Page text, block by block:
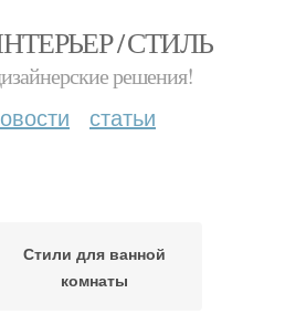
/ СТИЛЬ
решения!
статьи
Стили для ванной
комнаты